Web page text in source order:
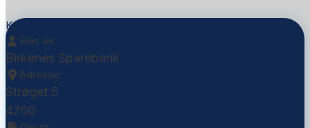
Kontakt Birkenes Sparebank
Eies av:
Birkenes Sparebank
Adresse:
Strøget 5
4760